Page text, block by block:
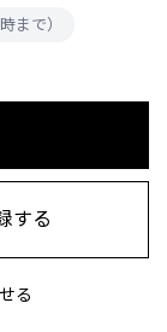
る
する
まで）